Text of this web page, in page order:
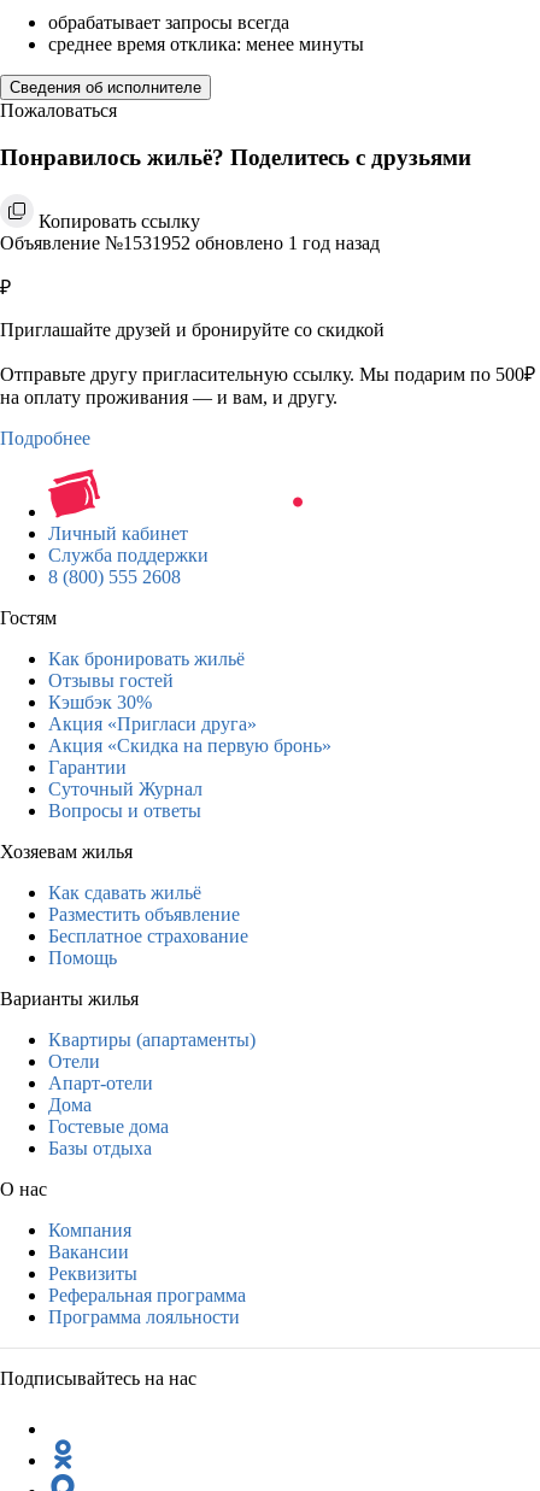
обрабатывает запросы всегда
среднее время отклика: менее минуты
Сведения об исполнителе
Пожаловаться
Понравилось жильё? Поделитесь с друзьями
Копировать ссылку
Объявление №1531952 обновлено 1 год назад
₽
Приглашайте друзей и бронируйте со скидкой
Отправьте другу пригласительную ссылку. Мы подарим по 500₽
на оплату проживания — и вам, и другу.
Подробнее
Личный кабинет
Служба поддержки
8 (800) 555 2608
Гостям
Как бронировать жильё
Отзывы гостей
Кэшбэк 30%
Акция «Пригласи друга»
Акция «Скидка на первую бронь»
Гарантии
Суточный Журнал
Вопросы и ответы
Хозяевам жилья
Как сдавать жильё
Разместить объявление
Бесплатное страхование
Помощь
Варианты жилья
Квартиры (апартаменты)
Отели
Апарт-отели
Дома
Гостевые дома
Базы отдыха
О нас
Компания
Вакансии
Реквизиты
Реферальная программа
Программа лояльности
Подписывайтесь на нас